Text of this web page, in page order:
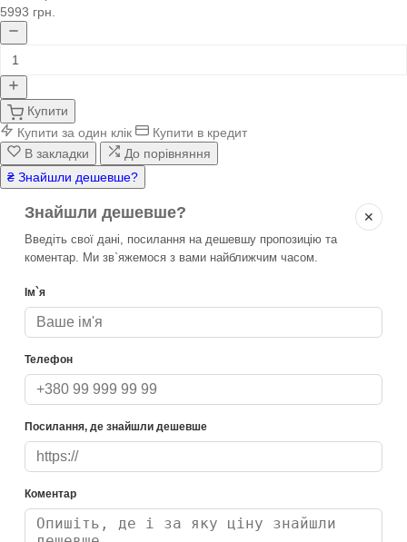
5993 грн.
Купити
Купити за один клік
Купити в кредит
В закладки
До порівняння
₴ Знайшли дешевше?
✕
Знайшли дешевше?
Введіть свої дані, посилання на дешевшу пропозицію та
коментар. Ми зв`яжемося з вами найближчим часом.
Ім`я
Телефон
Посилання, де знайшли дешевше
Коментар